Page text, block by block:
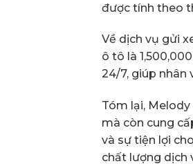
được tính theo
Về dịch vụ gửi
ô tô là
24/7, giúp nhân
Tóm lại,
mà còn cung
và sự tiện lợi
chất lượng dịch